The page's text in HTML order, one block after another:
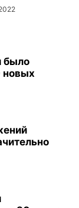
было
новых